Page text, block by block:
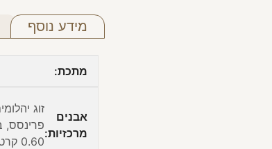
מידע נוסף
מתכת:
אבנים
מרכזיות:
זוג
פרינסס,
0.60 קרט.